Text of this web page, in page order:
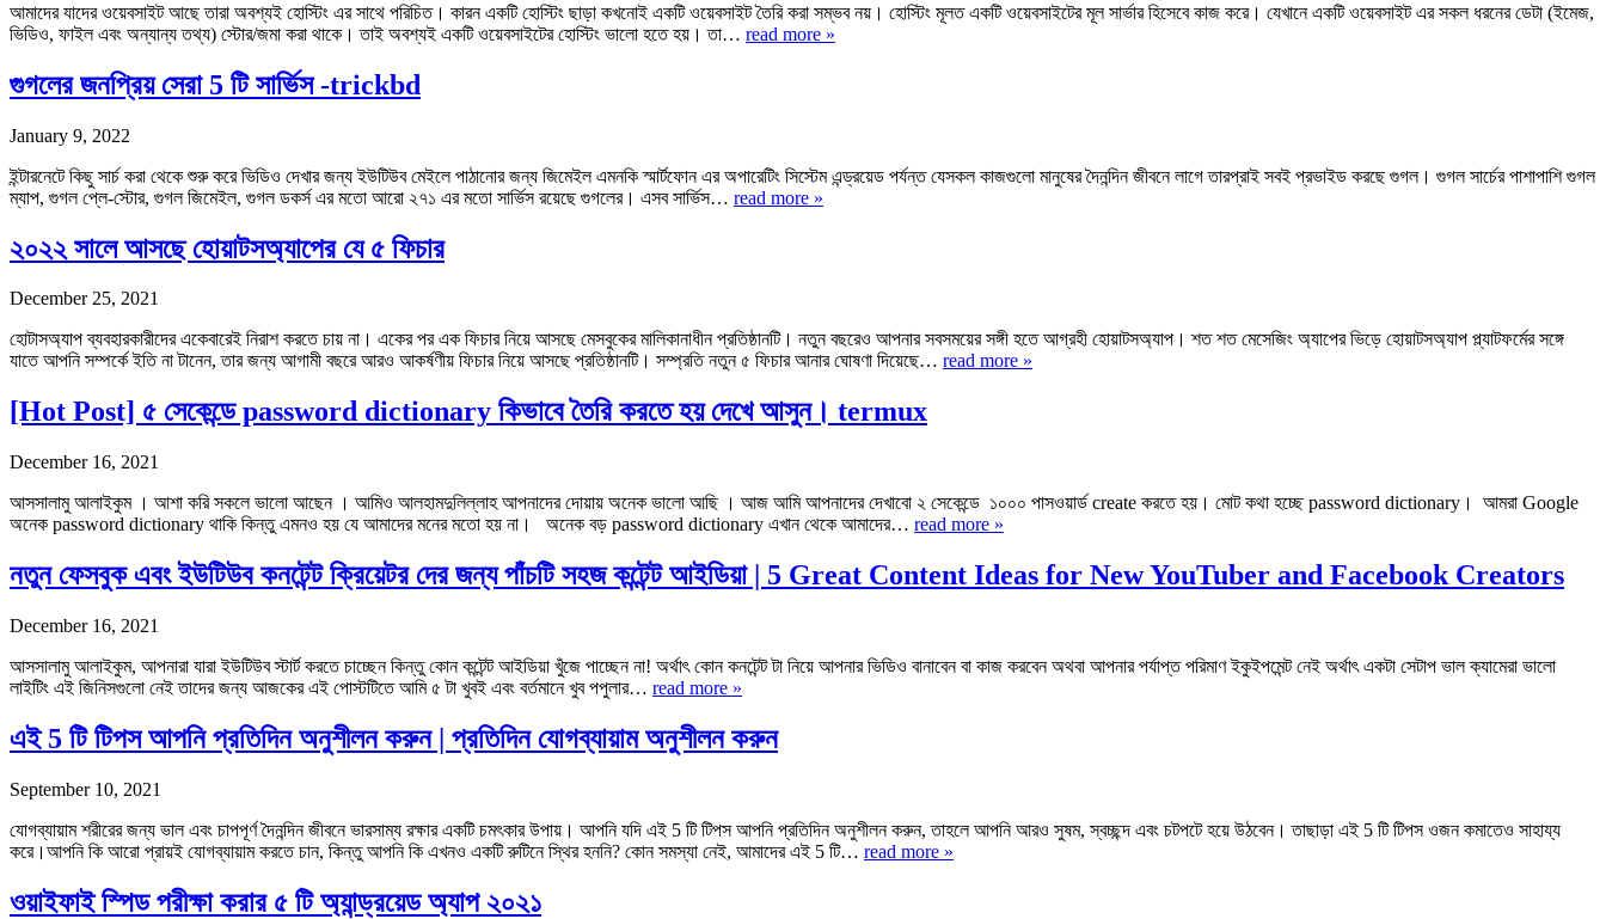
আমাদের যাদের ওয়েবসাইট আছে তারা অবশ্যই হোস্টিং এর সাথে পরিচিত। কারন একটি হোস্টিং ছাড়া কখনোই একটি ওয়েবসাইট তৈরি করা সম্ভব নয়। হোস্টিং মূলত একটি ওয়েবসাইটের মূল সার্ভার হিসেবে কাজ করে। যেখানে একটি ওয়েবসাইট এর সকল ধরনের ডেটা (ইমেজ,
ভিডিও, ফাইল এবং অন্যান্য তথ্য) স্টোর/জমা করা থাকে। তাই অবশ্যই একটি ওয়েবসাইটের হোস্টিং ভালো হতে হয়। তা… read more »
গুগলের জনপ্রিয় সেরা 5 টি সার্ভিস -trickbd
January 9, 2022
ইন্টারনেটে কিছু সার্চ করা থেকে শুরু করে ভিডিও দেখার জন্য ইউটিউব মেইলে পাঠানোর জন্য জিমেইল এমনকি স্মার্টফোন এর অপারেটিং সিস্টেম এন্ড্রয়েড পর্যন্ত যেসকল কাজগুলো মানুষের দৈনন্দিন জীবনে লাগে তারপ্রাই সবই প্রভাইড করছে গুগল। গুগল সার্চের পাশাপাশি গুগল
ম্যাপ, গুগল প্লে-স্টোর, গুগল জিমেইল, গুগল ডকর্স এর মতো আরো ২৭১ এর মতো সার্ভিস রয়েছে গুগলের। এসব সার্ভিস… read more »
২০২২ সালে আসছে হোয়াটসঅ্যাপের যে ৫ ফিচার
December 25, 2021
হোটাসঅ্যাপ ব্যবহারকারীদের একেবারেই নিরাশ করতে চায় না। একের পর এক ফিচার নিয়ে আসছে মেসবুকের মালিকানাধীন প্রতিষ্ঠানটি। নতুন বছরেও আপনার সবসময়ের সঙ্গী হতে আগ্রহী হোয়াটসঅ্যাপ। শত শত মেসেজিং অ্যাপের ভিড়ে হোয়াটসঅ্যাপ প্ল্যাটফর্মের সঙ্গে
যাতে আপনি সম্পর্কে ইতি না টানেন, তার জন্য আগামী বছরে আরও আকর্ষণীয় ফিচার নিয়ে আসছে প্রতিষ্ঠানটি। সম্প্রতি নতুন ৫ ফিচার আনার ঘোষণা দিয়েছে… read more »
[Hot Post] ৫ সেকেন্ডে password dictionary কিভাবে তৈরি করতে হয় দেখে আসুন। termux
December 16, 2021
আসসালামু আলাইকুম । আশা করি সকলে ভালো আছেন । আমিও আলহামদুলিল্লাহ আপনাদের দোয়ায় অনেক ভালো আছি । আজ আমি আপনাদের দেখাবো ২ সেকেন্ডে ১০০০ পাসওয়ার্ড create করতে হয়। মোট কথা হচ্ছে password dictionary। আমরা Google
অনেক password dictionary থাকি কিন্তু এমনও হয় যে আমাদের মনের মতো হয় না। অনেক বড় password dictionary এখান থেকে আমাদের… read more »
নতুন ফেসবুক এবং ইউটিউব কনটেন্ট ক্রিয়েটর দের জন্য পাঁচটি সহজ কন্টেন্ট আইডিয়া | 5 Great Content Ideas for New YouTuber and Facebook Creators
December 16, 2021
আসসালামু আলাইকুম, আপনারা যারা ইউটিউব স্টার্ট করতে চাচ্ছেন কিন্তু কোন কন্টেন্ট আইডিয়া খুঁজে পাচ্ছেন না! অর্থাৎ কোন কনটেন্ট টা নিয়ে আপনার ভিডিও বানাবেন বা কাজ করবেন অথবা আপনার পর্যাপ্ত পরিমাণ ইকুইপমেন্ট নেই অর্থাৎ একটা সেটাপ ভাল ক্যামেরা ভালো
লাইটিং এই জিনিসগুলো নেই তাদের জন্য আজকের এই পোস্টটিতে আমি ৫ টা খুবই এবং বর্তমানে খুব পপুলার… read more »
এই 5 টি টিপস আপনি প্রতিদিন অনুশীলন করুন | প্রতিদিন যোগব্যায়াম অনুশীলন করুন
September 10, 2021
যোগব্যায়াম শরীরের জন্য ভাল এবং চাপপূর্ণ দৈনন্দিন জীবনে ভারসাম্য রক্ষার একটি চমৎকার উপায়। আপনি যদি এই 5 টি টিপস আপনি প্রতিদিন অনুশীলন করুন, তাহলে আপনি আরও সুষম, স্বচ্ছন্দ এবং চটপটে হয়ে উঠবেন। তাছাড়া এই 5 টি টিপস ওজন কমাতেও সাহায্য
করে।আপনি কি আরো প্রায়ই যোগব্যায়াম করতে চান, কিন্তু আপনি কি এখনও একটি রুটিনে স্থির হননি? কোন সমস্যা নেই, আমাদের এই 5 টি… read more »
ওয়াইফাই স্পিড পরীক্ষা করার ৫ টি অ্যান্ড্রয়েড অ্যাপ ২০২১